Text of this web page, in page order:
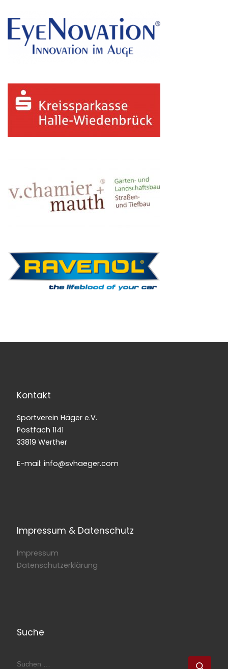
Kontakt
Sportverein Häger e.V.
Postfach 1141
33819 Werther
E-mail: info@svhaeger.com
Impressum & Datenschutz
Impressum
Datenschutzerklärung
Suche
SUCHE